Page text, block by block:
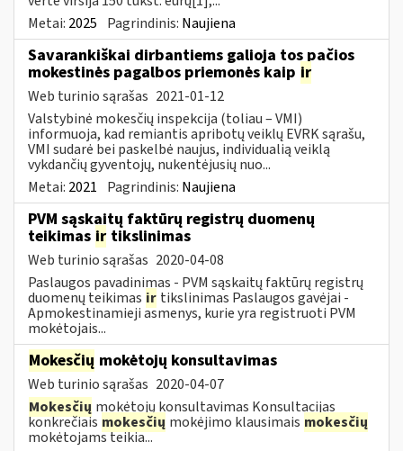
Metai: 2025 Pagrindinis: Naujiena
Savarankiškai dirbantiems galioja tos pačios
mokestinės pagalbos priemonės kaip ir
Web turinio sąrašas 2021-01-12
Valstybinė mokesčių inspekcija (toliau – VMI)
informuoja, kad remiantis apribotų veiklų EVRK sąrašu,
VMI sudarė bei paskelbė naujus, individualią veiklą
vykdančių gyventojų, nukentėjusių nuo...
Metai: 2021 Pagrindinis: Naujiena
PVM sąskaitų faktūrų registrų duomenų
teikimas ir tikslinimas
Web turinio sąrašas 2020-04-08
Paslaugos pavadinimas - PVM sąskaitų faktūrų registrų
duomenų teikimas ir tikslinimas Paslaugos gavėjai -
Apmokestinamieji asmenys, kurie yra registruoti PVM
mokėtojais...
Mokesčių mokėtojų konsultavimas
Web turinio sąrašas 2020-04-07
Mokesčių mokėtojų konsultavimas Konsultacijas
konkrečiais mokesčių mokėjimo klausimais mokesčių
mokėtojams teikia...